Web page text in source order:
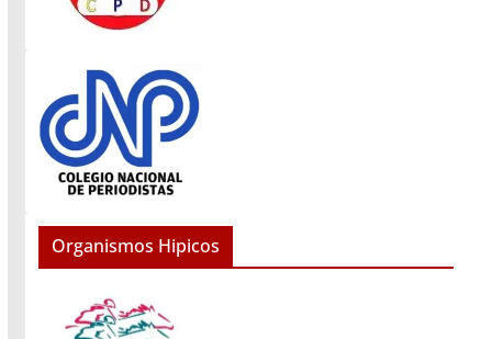
Organismos Hipicos